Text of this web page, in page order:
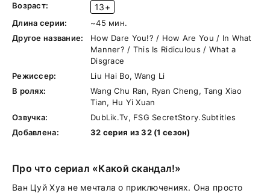
Возраст:
13+
Длина серии:
~45 мин.
Другое название:
How Dare You!? / How Are You / In What
Manner? / This Is Ridiculous / What a
Disgrace
Режиссер:
Liu Hai Bo, Wang Li
В ролях:
Wang Chu Ran, Ryan Cheng, Tang Xiao
Tian, Hu Yi Xuan
Озвучка:
DubLik.Tv, FSG SecretStory.Subtitles
Добавлена:
32 серия из 32 (1 сезон)
Про что сериал «Какой скандал!»
Ван Цуй Хуа не мечтала о приключениях. Она просто